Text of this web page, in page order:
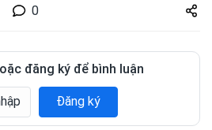
0
Share
zuto.vn
đăng ký để bình luận
Đăng ký